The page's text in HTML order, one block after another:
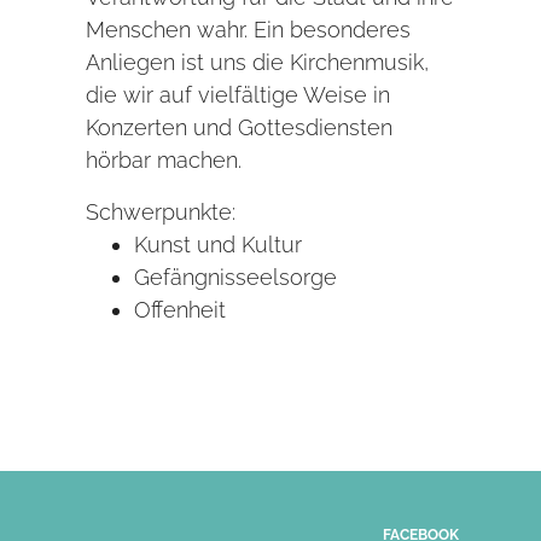
Menschen wahr. Ein besonderes
Anliegen ist uns die Kirchenmusik,
die wir auf vielfältige Weise in
Konzerten und Gottesdiensten
hörbar machen.
Schwerpunkte:
Kunst und Kultur
Gefängnisseelsorge
Offenheit
FACEBOOK